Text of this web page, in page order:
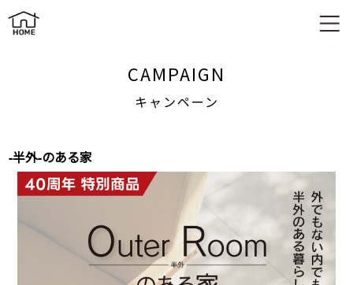
キャンペーン
CAMPAIGN
キャンペーン
-半外-のある家